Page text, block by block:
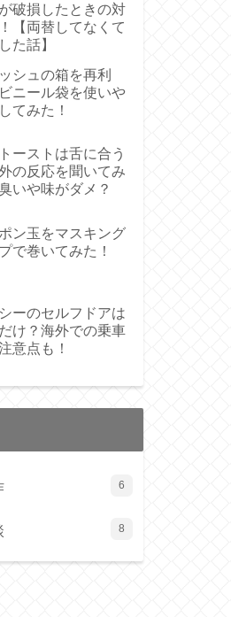
破損したときの対
【両替してなくて
た話】
シュの箱を再利
ニール袋を使いや
てみた！
ーストは舌に合う
の反応を聞いてみ
いや味がダメ？
ン玉をマスキング
で巻いてみた！
ーのセルフドアは
け？海外での乗車
意点も！
6
8